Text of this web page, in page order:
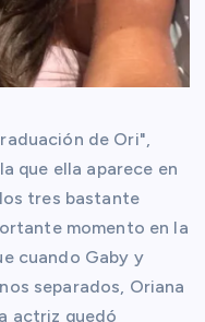
de Ori",
que ella aparece en
tres bastante
momento en la
cuando Gaby y
separados, Oriana
actriz quedó